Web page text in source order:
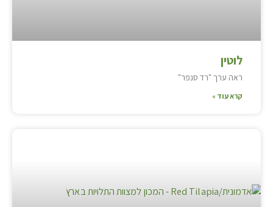
לוטין
ראה ערך "רד סנפר"
קרא עוד »